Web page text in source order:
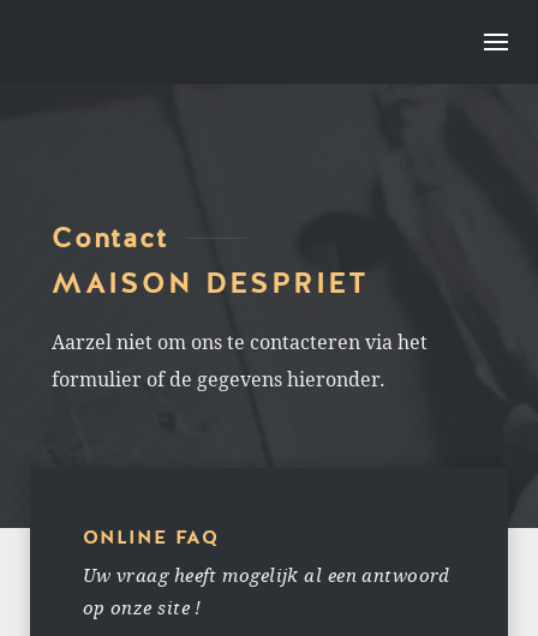
Contact
MAISON DESPRIET
Aarzel niet om ons te contacteren via het
formulier of de gegevens hieronder.
ONLINE FAQ
Uw vraag heeft mogelijk al een antwoord
op onze site !